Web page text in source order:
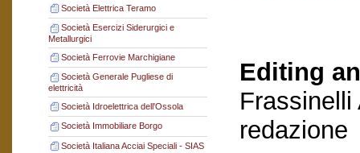
Società Elettrica Teramo
Società Esercizi Siderurgici e
Metallurgici
Società Ferrovie Marchigiane
Società Generale Pugliese di
elettricità
Società Idroelettrica dell'Ossola
Società Immobiliare Borgo
Società Italiana Acciai Speciali - SIAS
Editing
Frassinelli
redazione